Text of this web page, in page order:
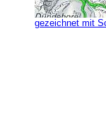
gezeichnet mit